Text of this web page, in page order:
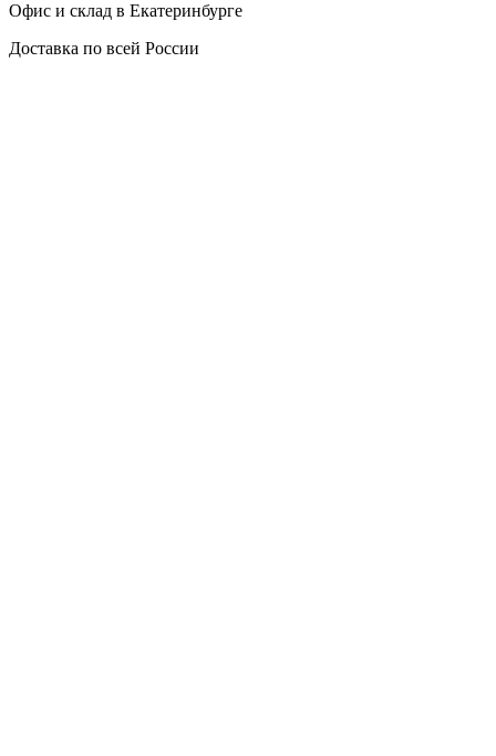
Офис и склад в Екатеринбурге
Доставка по всей России